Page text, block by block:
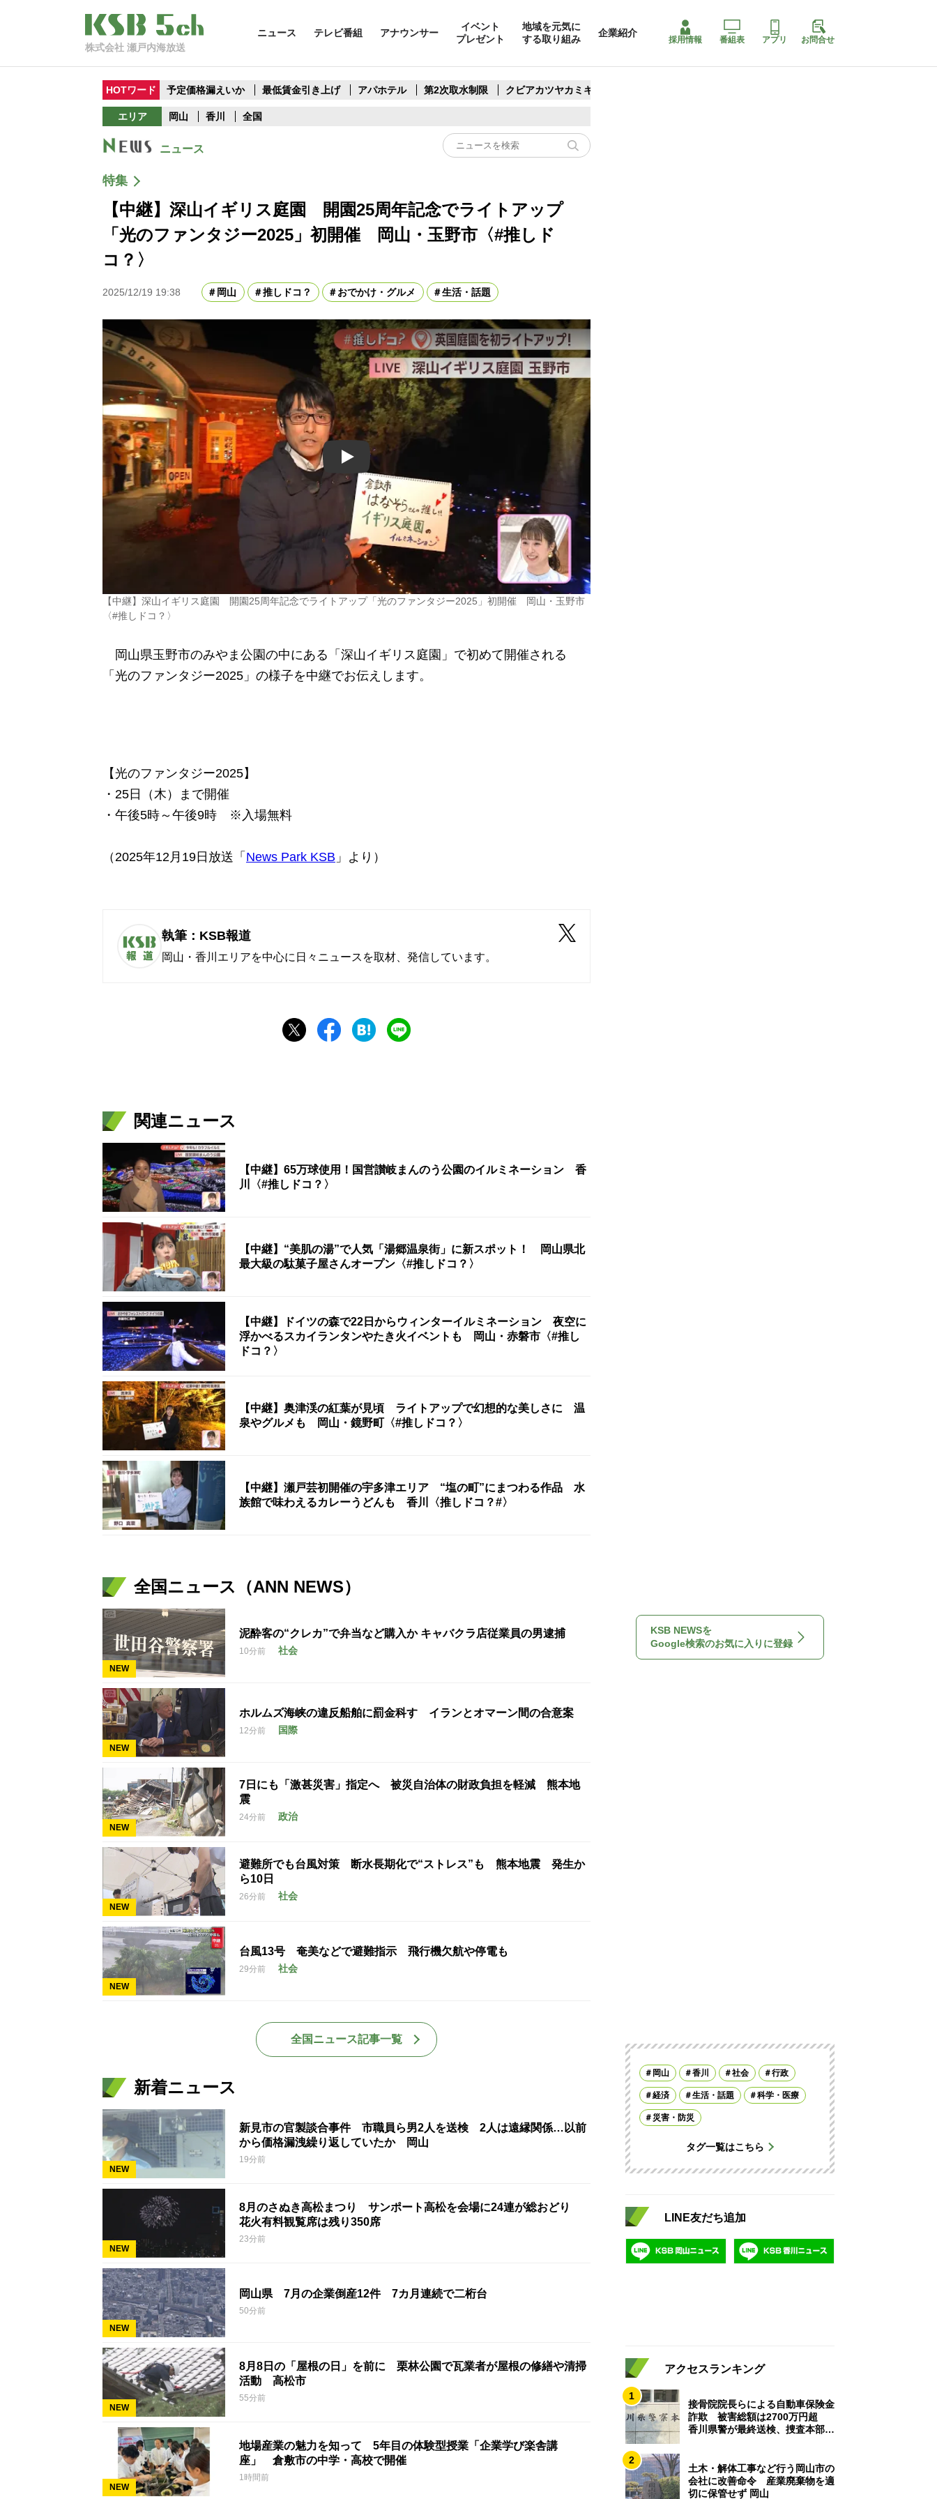
株式会社 瀬戸内海放送
ニュース テレビ番組 アナウンサー
イベント
プレゼント
地域を元気に
する取り組み
企業紹介
採用情報 番組表 アプリ お問合せ
HOTワード 予定価格漏えいか 最低賃金引き上げ アパホテル 第2次取水制限 クビアカツヤカミキリ
エリア 岡山 香川 全国
ニュース
特集
【中継】深山イギリス庭園 開園25周年記念でライトアップ
「光のファンタジー2025」初開催 岡山・玉野市〈#推しド
コ？〉
2025/12/19 19:38 岡山 推しドコ？ おでかけ・グルメ 生活・話題
Play
【中継】深山イギリス庭園 開園25周年記念でライトアップ「光のファンタジー2025」初開催 岡山・玉野市
〈#推しドコ？〉
岡山県玉野市のみやま公園の中にある「深山イギリス庭園」で初めて開催される
「光のファンタジー2025」の様子を中継でお伝えします。
【光のファンタジー2025】
・25日（木）まで開催
・午後5時～午後9時 ※入場無料
（2025年12月19日放送「 News Park KSB 」より）
執筆：KSB報道
岡山・香川エリアを中心に日々ニュースを取材、発信しています。
関連ニュース
【中継】65万球使用！国営讃岐まんのう公園のイルミネーション 香
川〈#推しドコ？〉
【中継】“美肌の湯”で人気「湯郷温泉街」に新スポット！ 岡山県北
最大級の駄菓子屋さんオープン〈#推しドコ？〉
【中継】ドイツの森で22日からウィンターイルミネーション 夜空に
浮かべるスカイランタンやたき火イベントも 岡山・赤磐市〈#推し
ドコ？〉
【中継】奥津渓の紅葉が見頃 ライトアップで幻想的な美しさに 温
泉やグルメも 岡山・鏡野町〈#推しドコ？〉
【中継】瀬戸芸初開催の宇多津エリア “塩の町”にまつわる作品 水
族館で味わえるカレーうどんも 香川〈推しドコ？#〉
全国ニュース（ANN NEWS）
NEW
泥酔客の“クレカ”で弁当など購入か キャバクラ店従業員の男逮捕
10分前 社会
NEW
ホルムズ海峡の違反船舶に罰金科す イランとオマーン間の合意案
12分前 国際
NEW
7日にも「激甚災害」指定へ 被災自治体の財政負担を軽減 熊本地
震
24分前 政治
NEW
避難所でも台風対策 断水長期化で“ストレス”も 熊本地震 発生か
ら10日
26分前 社会
NEW
台風13号 奄美などで避難指示 飛行機欠航や停電も
29分前 社会
全国ニュース記事一覧
新着ニュース
NEW
新見市の官製談合事件 市職員ら男2人を送検 2人は遠縁関係…以前
から価格漏洩繰り返していたか 岡山
19分前
NEW
8月のさぬき高松まつり サンポート高松を会場に24連が総おどり
花火有料観覧席は残り350席
23分前
NEW
岡山県 7月の企業倒産12件 7カ月連続で二桁台
50分前
NEW
8月8日の「屋根の日」を前に 栗林公園で瓦業者が屋根の修繕や清掃
活動 高松市
55分前
NEW
地場産業の魅力を知って 5年目の体験型授業「企業学び楽舎講
座」 倉敷市の中学・高校で開催
1時間前
KSB NEWSを
Google検索のお気に入りに登録
岡山 香川 社会 行政
経済 生活・話題 科学・医療
災害・防災
タグ一覧はこちら
LINE友だち追加
アクセスランキング
1
接骨院院長らによる自動車保険金
詐欺 被害総額は2700万円超
香川県警が最終送検、捜査本部解
2
土木・解体工事など行う岡山市の
会社に改善命令 産業廃棄物を適
切に保管せず 岡山